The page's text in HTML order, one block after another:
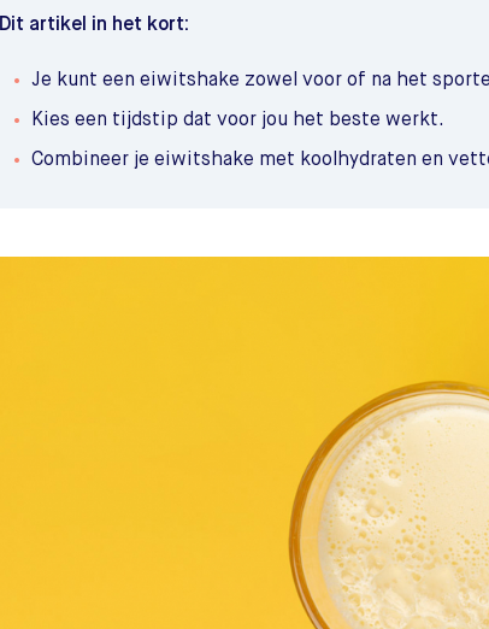
Dit artikel in het kort:
Je kunt een eiwitshake zowel voor of na het
Kies een tijdstip dat voor jou het beste werkt.
Combineer je eiwitshake met koolhydraten en